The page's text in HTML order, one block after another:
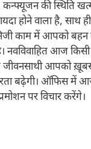
की स्थिति
होने वाला है, साथ ही
काम में आपको बहन
नवविवाहित आज
आपको
बढ़ेगी। ऑफिस में
पर विचार करेंगे।